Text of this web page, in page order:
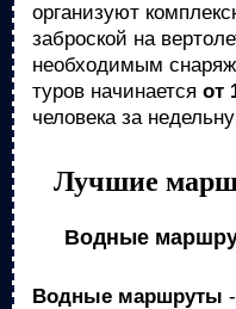
организуют
заброской на
необходимым
туров начинается от
человека за
Лучшие
Водные
Водные маршруты